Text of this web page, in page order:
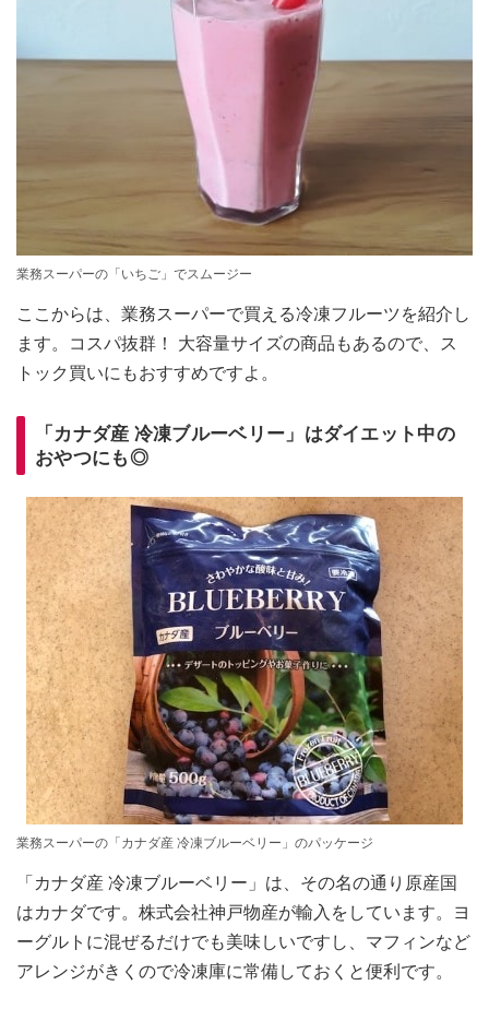
業務スーパーの「いちご」でスムージー
ここからは、業務スーパーで買える冷凍フルーツを紹介し
ます。コスパ抜群！ 大容量サイズの商品もあるので、ス
トック買いにもおすすめですよ。
「カナダ産 冷凍ブルーベリー」はダイエット中の
おやつにも◎
業務スーパーの「カナダ産 冷凍ブルーベリー」のパッケージ
「カナダ産 冷凍ブルーベリー」は、その名の通り原産国
はカナダです。株式会社神戸物産が輸入をしています。ヨ
ーグルトに混ぜるだけでも美味しいですし、マフィンなど
アレンジがきくので冷凍庫に常備しておくと便利です。